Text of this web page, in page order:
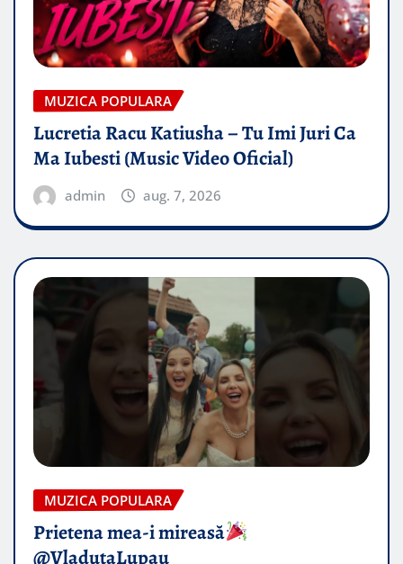
MUZICA POPULARA
Lucretia Racu Katiusha – Tu Imi Juri Ca
Ma Iubesti (Music Video Oficial)
admin aug. 7, 2026
MUZICA POPULARA
Prietena mea-i mireasă​
@VladutaLupau